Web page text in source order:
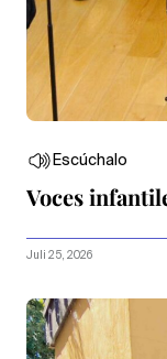
Escúchalo
Voces
Juli 25, 2026